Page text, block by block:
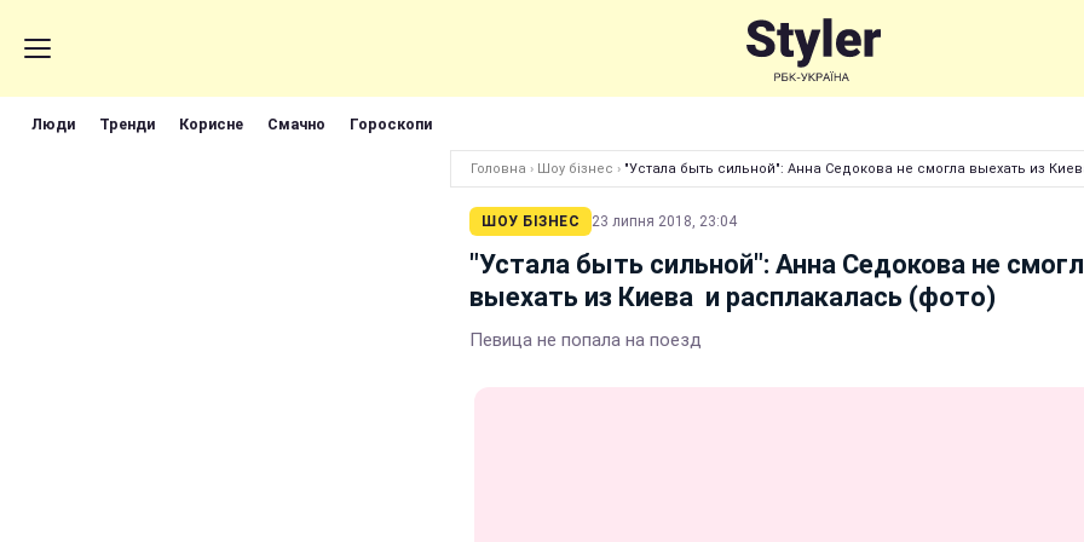
Люди Тренди Корисне Смачно Гороскопи
Головна › Шоу бізнес › "Устала быть сильной": Анна Седокова не смогла выехать из
ШОУ БІЗНЕС 23 липня 2018, 23:04
"Устала быть сильной": Анна Седокова не
выехать из Киева и расплакалась (фото)
Певица не попала на поезд